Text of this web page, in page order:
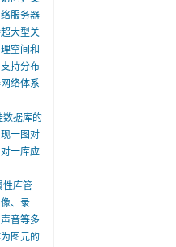
服务器
大型关
空间和
持分布
络体系
据库的
一图对
一库应
库管
、录
音等多
图元的